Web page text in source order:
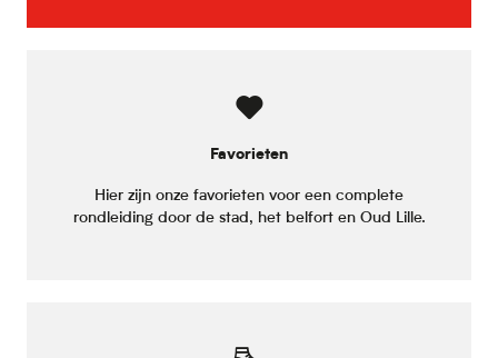
Favorieten
Hier zijn onze favorieten voor een complete
rondleiding door de stad, het belfort en Oud Lille.